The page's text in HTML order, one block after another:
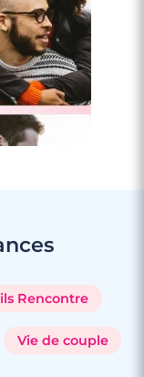
Rencontre
Vie de couple